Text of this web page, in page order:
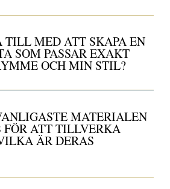
TILL MED ATT SKAPA EN
SOM PASSAR EXAKT
OCH MIN STIL?
MATERIALEN
FÖR ATT TILLVERKA
ÄR DERAS